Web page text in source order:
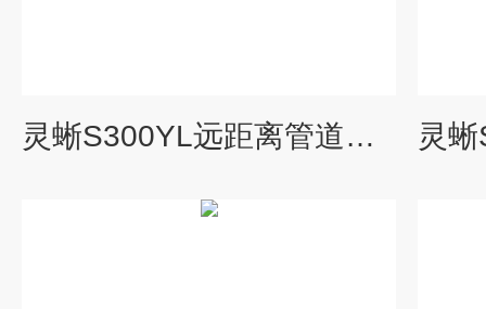
灵蜥S300YL远距离管道检测机器人